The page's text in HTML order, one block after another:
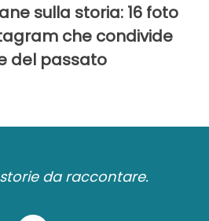
sulla storia: 16 foto
che condivide
del passato
da raccontare.